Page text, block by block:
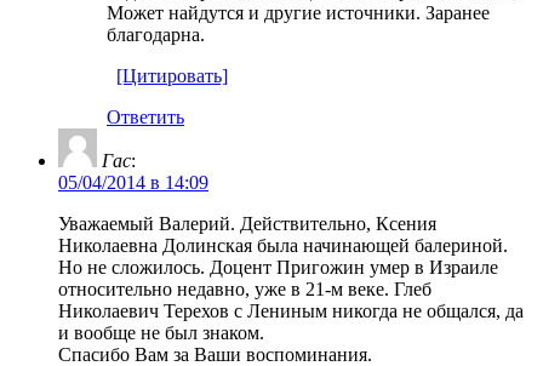
Может найдутся и другие источники. Заранее
благодарна.
[Цитировать]
Ответить
Гас:
05/04/2014 в 14:09
Уважаемый Валерий. Действительно, Ксения
Николаевна Долинская была начинающей балериной.
Но не сложилось. Доцент Пригожин умер в Израиле
относительно недавно, уже в 21-м веке. Глеб
Николаевич Терехов с Лениным никогда не общался, да
и вообще не был знаком.
Спасибо Вам за Ваши воспоминания.